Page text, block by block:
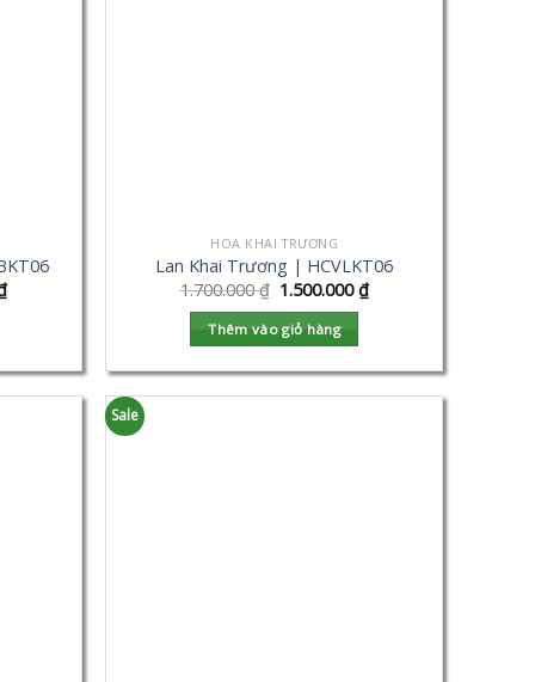
HOA KHAI TRƯƠNG
Lan Khai Trương | HCVLKT06
1.700.000₫ 1.500.000₫
Thêm vào giỏ hàng
Sale